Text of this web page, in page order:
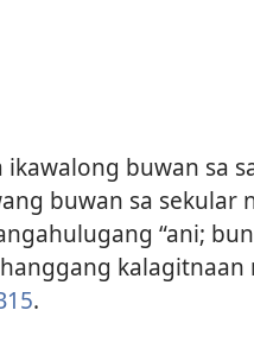
ikawalong buwan sa
buwan sa
“ani;
kalagitnaan
.